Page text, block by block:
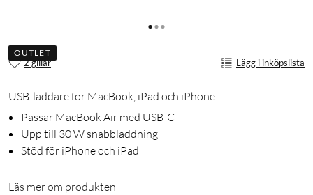
OUTLET
2 gillar Lägg i inköpslista
USB-laddare för MacBook, iPad och iPhone
Passar MacBook Air med USB-C
Upp till 30 W snabbladdning
Stöd för iPhone och iPad
Läs mer om produkten